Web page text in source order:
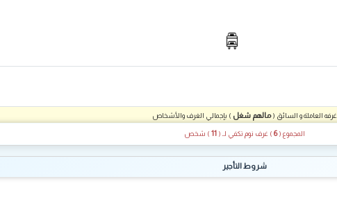
غرفه العاملة و السائق (مالهم شغل ) بإجمالي الغرف والأشخاص
المجموع (6 ) غرف نوم تكفي لـ (
11 ) شخص
شروط التأجير